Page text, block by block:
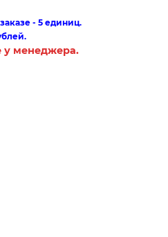
- 5 единиц.
у менеджера.